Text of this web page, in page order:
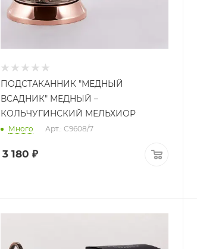
ПОДСТАКАННИК "МЕДНЫЙ
ВСАДНИК" МЕДНЫЙ –
КОЛЬЧУГИНСКИЙ МЕЛЬХИОР
Много Арт.: С9608/7
3 180 ₽